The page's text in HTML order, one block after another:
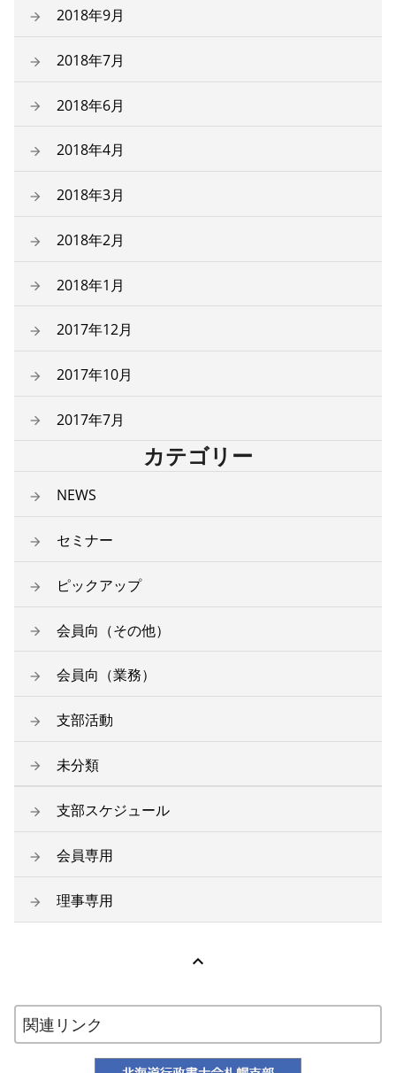
2018年9月
2018年7月
2018年6月
2018年4月
2018年3月
2018年2月
2018年1月
2017年12月
2017年10月
2017年7月
カテゴリー
NEWS
セミナー
ピックアップ
会員向（その他）
会員向（業務）
支部活動
未分類
支部スケジュール
会員専用
理事専用

関連リンク